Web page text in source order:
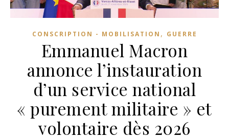
CONSCRIPTION - MOBILISATION , GUERRE
Emmanuel Macron
annonce l’instauration
d’un service national
« purement militaire » et
volontaire dès 2026